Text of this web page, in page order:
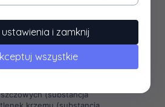
10 mg **
Spożycia dla przeciętnej osoby
Spożycia nie została ustalona.
(substancja
i zamknij
wszystkie